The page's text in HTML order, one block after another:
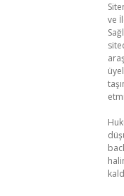
ve